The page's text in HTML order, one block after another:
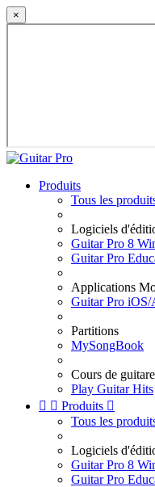
×
Produits
Tous les
Logiciels
Guitar Pro 8
Guitar Pro
Applications
Guitar Pro iOS/
Partitions
MySongBook
Cours de guitare
Play Guitar Hits
  Produits 
Tous les
Logiciels
Guitar Pro 8
Guitar Pro